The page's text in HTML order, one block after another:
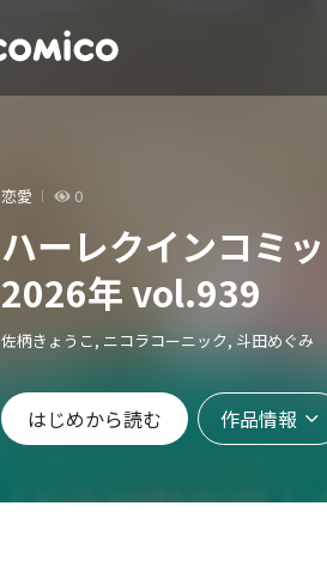
恋愛 0
ハーレクインコミ
2026年 vol.939
佐柄きょうこ, ニコラコーニック, 斗田めぐみ
はじめから読む 作品情報